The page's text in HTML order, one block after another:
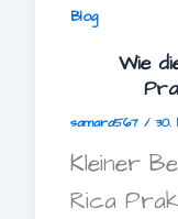
Blog
Wie
samara567 / 30.
Kleiner
Rica